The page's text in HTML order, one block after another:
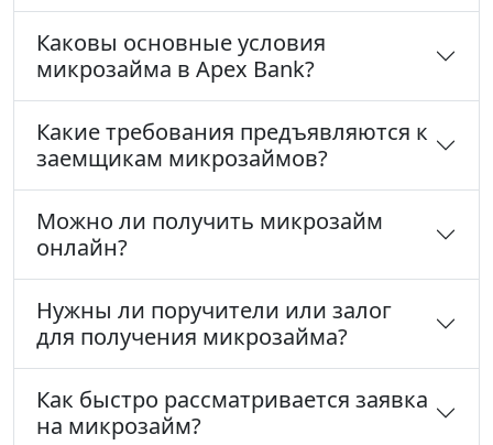
Каковы основные условия
микрозайма в Apex Bank?
Какие требования предъявляются к
заемщикам микрозаймов?
Можно ли получить микрозайм
онлайн?
Нужны ли поручители или залог
для получения микрозайма?
Как быстро рассматривается заявка
на микрозайм?